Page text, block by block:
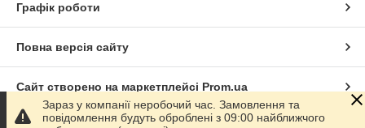
Графік роботи
Повна версія сайту
Сайт створено на маркетплейсі Prom.ua
Зараз у компанії неробочий час. Замовлення та
повідомлення будуть оброблені з 09:00 найближчого